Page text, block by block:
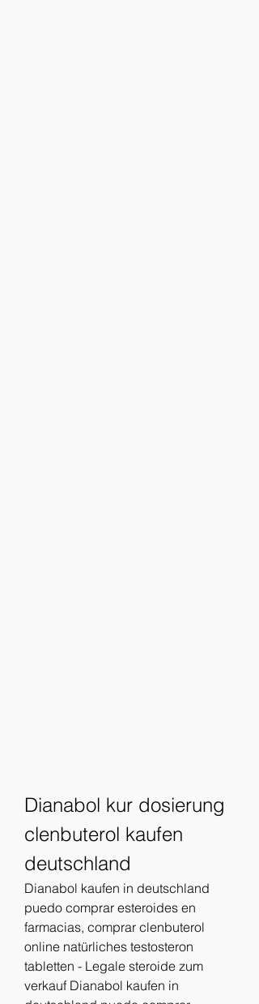
Dianabol kur dosierung
clenbuterol kaufen
deutschland
Dianabol kaufen in deutschland
puedo comprar esteroides en
farmacias, comprar clenbuterol
online natürliches testosteron
tabletten - Legale steroide zum
verkauf Dianabol kaufen in